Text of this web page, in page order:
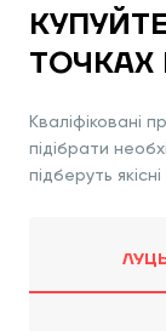
Кваліфіковані
підібрати
підберуть